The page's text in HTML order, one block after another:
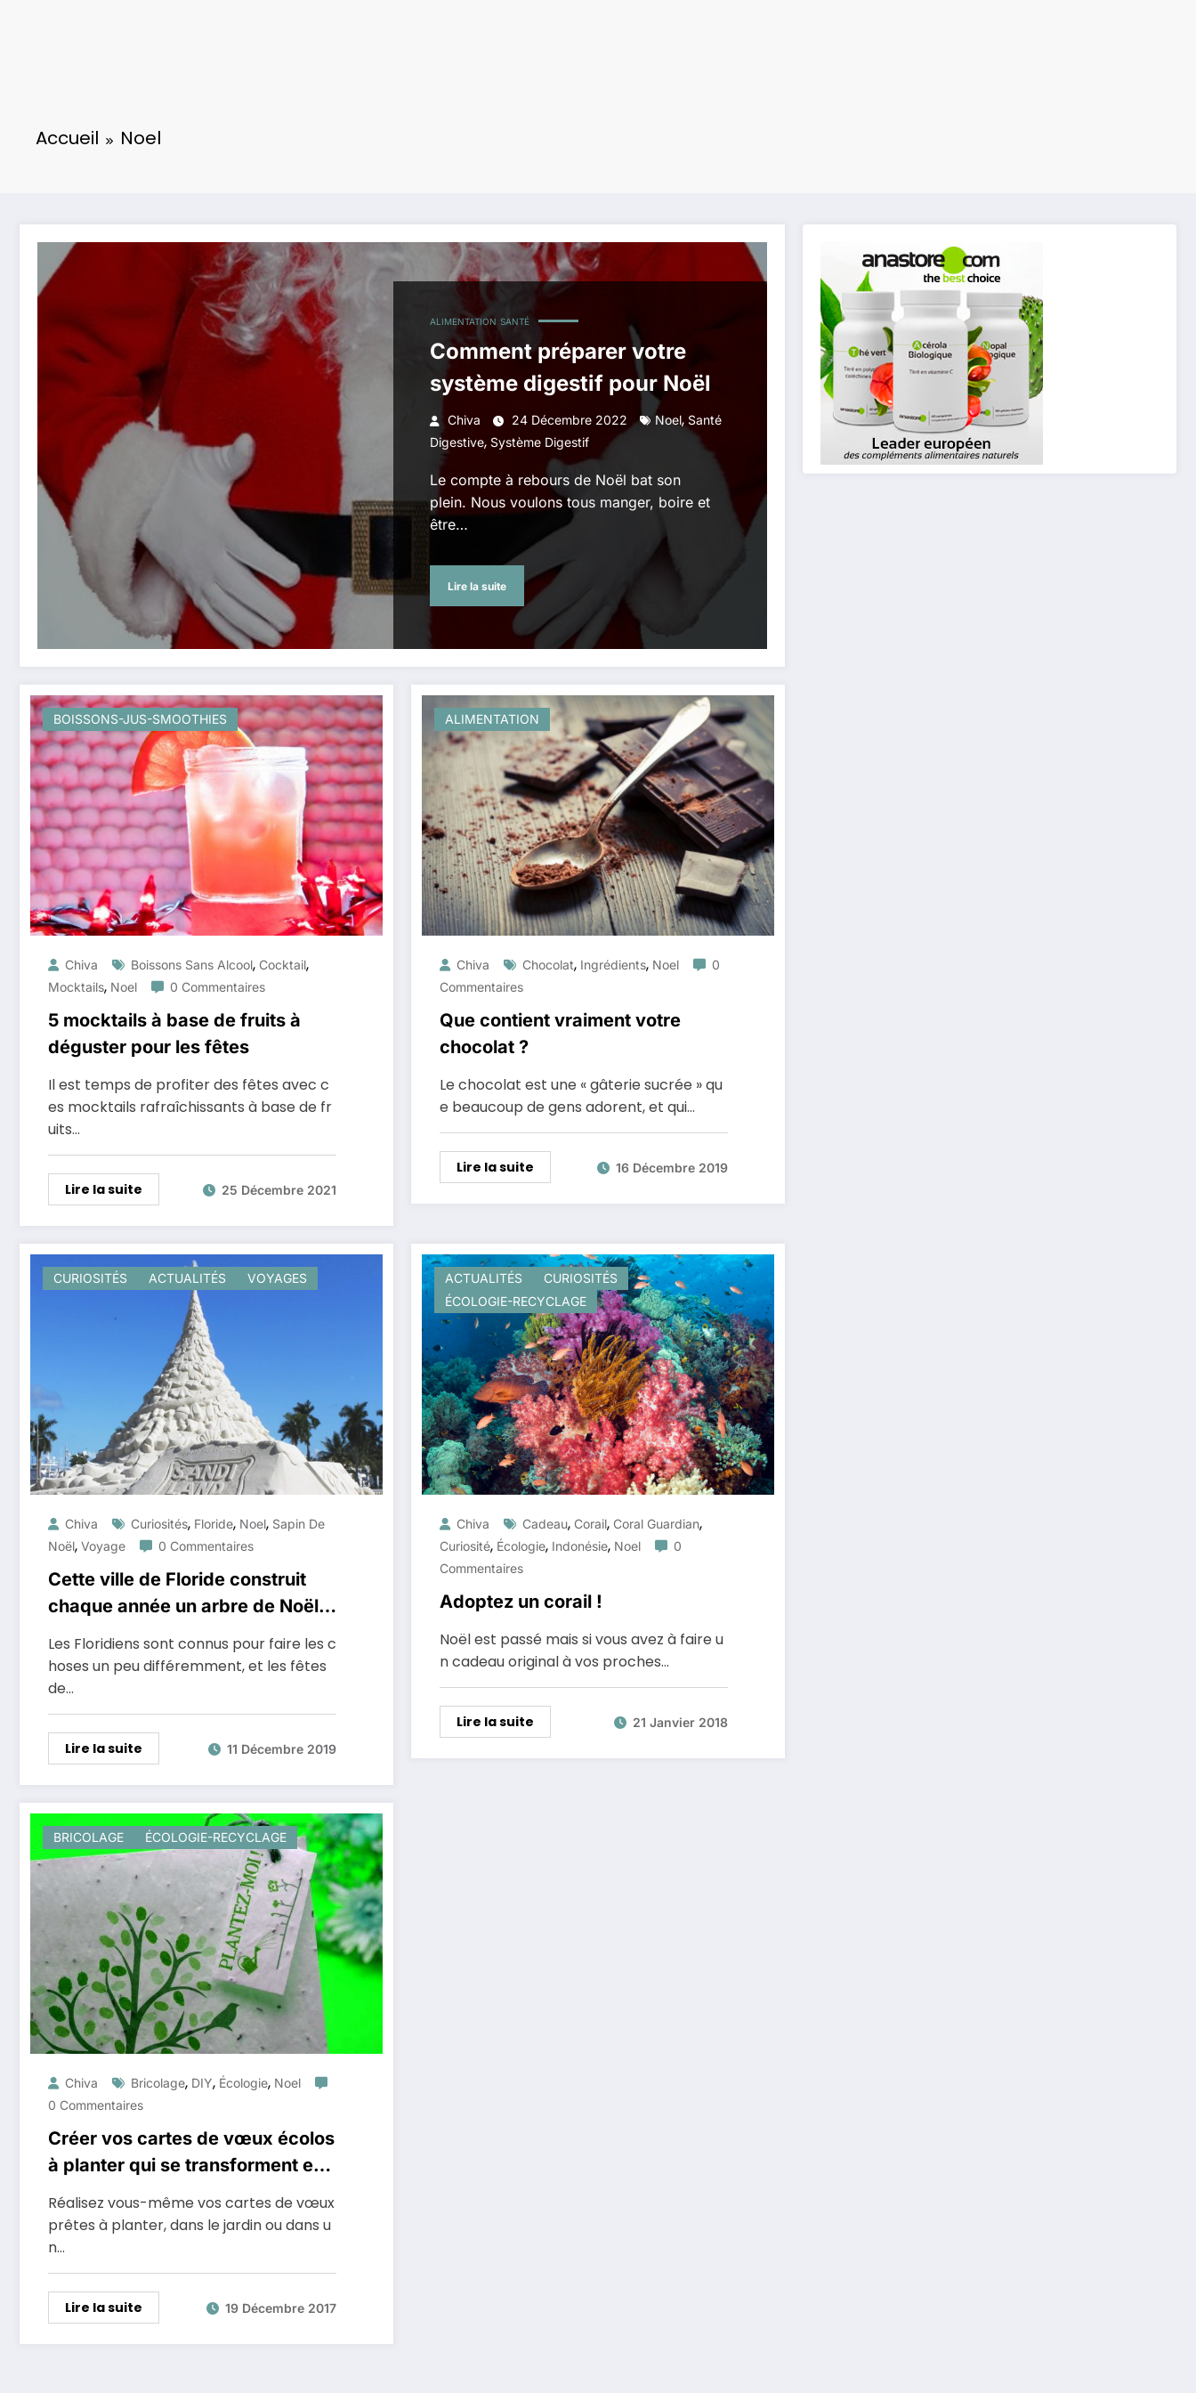
Accueil Noel
ALIMENTATION SANTÉ
Comment préparer votre
système digestif pour Noël
Chiva 24 Décembre 2022 Noel, Santé
Digestive, Système Digestif
Le compte à rebours de Noël bat son
plein. Nous voulons tous manger, boire et
être…
Lire la suite
BOISSONS-JUS-SMOOTHIES
Chiva Boissons Sans Alcool, Cocktail,
Mocktails, Noel 0 Commentaires
5 mocktails à base de fruits à
déguster pour les fêtes
Il est temps de profiter des fêtes avec c
es mocktails rafraîchissants à base de fr
uits…
Lire la suite 25 Décembre 2021
ALIMENTATION
Chiva Chocolat, Ingrédients, Noel
0
Commentaires
Que contient vraiment votre
chocolat ?
Le chocolat est une « gâterie sucrée » qu
e beaucoup de gens adorent, et qui…
Lire la suite 16 Décembre 2019
CURIOSITÉS ACTUALITÉS VOYAGES
Chiva Curiosités, Floride, Noel, Sapin De
Noël, Voyage 0 Commentaires
Cette ville de Floride construit
chaque année un arbre de Noël
de 700 tonnes en sable
Les Floridiens sont connus pour faire les c
hoses un peu différemment, et les fêtes
de…
Lire la suite 11 Décembre 2019
ACTUALITÉS
CURIOSITÉS
ÉCOLOGIE-RECYCLAGE
Chiva Cadeau, Corail, Coral Guardian,
Curiosité, Écologie, Indonésie, Noel
0
Commentaires
Adoptez un corail !
Noël est passé mais si vous avez à faire u
n cadeau original à vos proches…
Lire la suite 21 Janvier 2018
BRICOLAGE ÉCOLOGIE-RECYCLAGE
Chiva Bricolage, DIY, Écologie, Noel
0 Commentaires
Créer vos cartes de vœux écolos
à planter qui se transforment en
fleurs
Réalisez vous-même vos cartes de vœux
prêtes à planter, dans le jardin ou dans u
n…
Lire la suite 19 Décembre 2017